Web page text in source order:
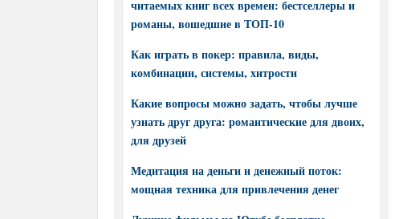
читаемых книг всех времен: бестселлеры и
романы, вошедшие в ТОП-10
Как играть в покер: правила, виды,
комбинации, системы, хитрости
Какие вопросы можно задать, чтобы лучше
узнать друг друга: романтические для двоих,
для друзей
Медитация на деньги и денежный поток:
мощная техника для привлечения денег